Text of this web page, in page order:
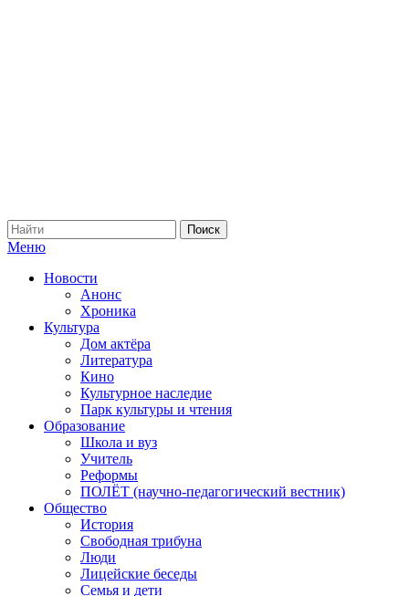
Меню
Новости
Анонс
Хроника
Культура
Дом актёра
Литература
Кино
Культурное наследие
Парк культуры и чтения
Образование
Школа и вуз
Учитель
Реформы
ПОЛЁТ (научно-педагогический вестник)
Общество
История
Свободная трибуна
Люди
Лицейские беседы
Семья и дети